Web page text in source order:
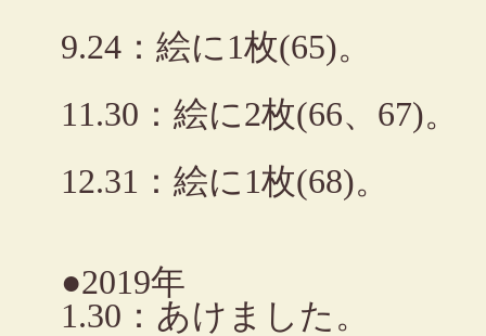
9.24：絵に1枚(65)。
11.30：絵に2枚(66、67)。
12.31：絵に1枚(68)。
●2019年
1.30：あけました。